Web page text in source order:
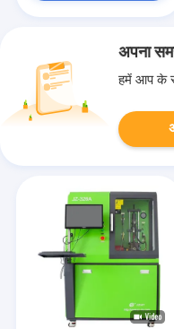
अपना
हमें आप के